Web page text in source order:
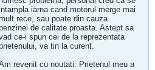
iarna cand motorul merge mai
rece, sau poate din cauza
benzinei de calitate proasta. Astept sa
ce-i spun cei de la reprezentata
va tin la curent.
revenit cu noutati: Prietenul meu a